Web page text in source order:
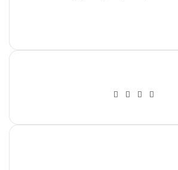
فيسبوك
تويتريوتيوب